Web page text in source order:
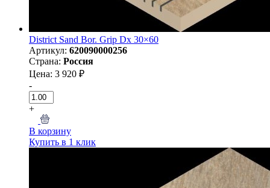
District Sand Bor. Grip Dx 30×60
Артикул: 620090000256
Страна: Россия
Цена: 3 920 ₽
-
+
В корзину
Купить в 1 клик